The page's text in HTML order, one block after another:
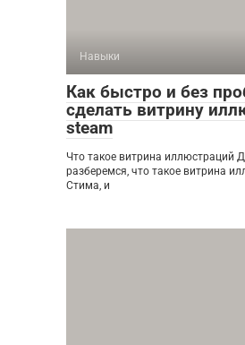
Навыки
Как быстро и без
сделать витрину
steam
Что такое витрина иллюстраций
разберемся, что такое витрина
Стима, и